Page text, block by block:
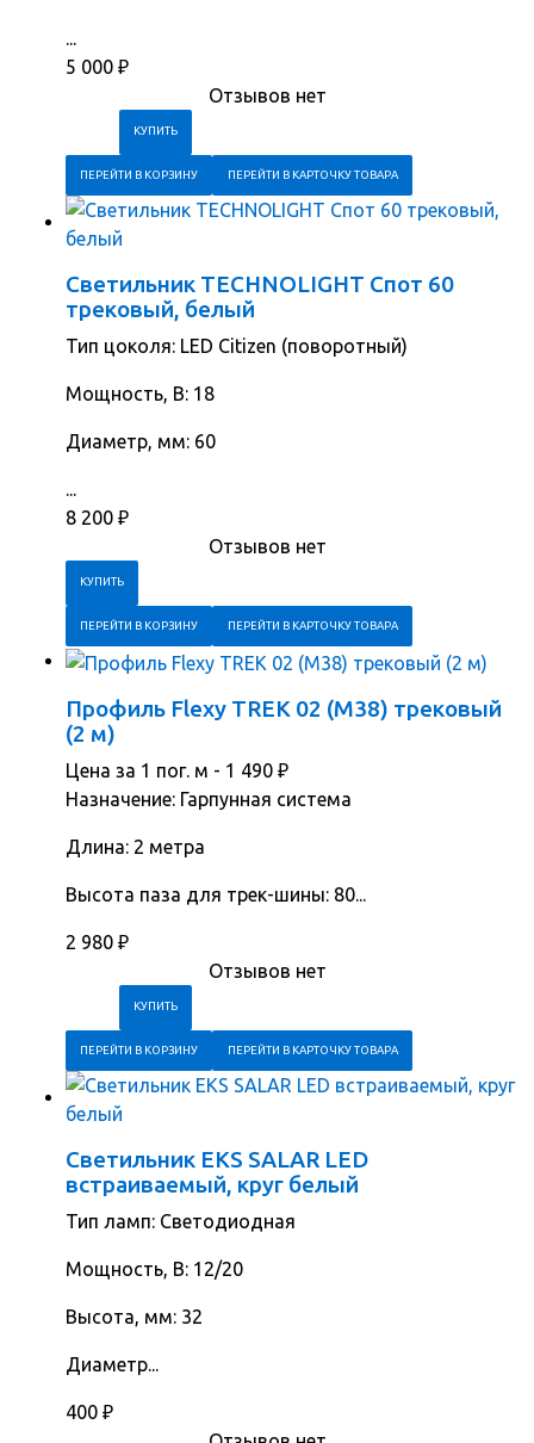
...
5 000 ₽
Отзывов нет
ПЕРЕЙТИ В КОРЗИНУ ПЕРЕЙТИ В КАРТОЧКУ ТОВАРА
Светильник TECHNOLIGHT Спот 60
трековый, белый
Тип цоколя: LED Citizen (поворотный)
Мощность, В: 18
Диаметр, мм: 60
...
8 200 ₽
Отзывов нет
ПЕРЕЙТИ В КОРЗИНУ ПЕРЕЙТИ В КАРТОЧКУ ТОВАРА
Профиль Flexy TREK 02 (М38) трековый
(2 м)
Цена за 1 пог. м - 1 490 ₽
Назначение: Гарпунная система
Длина: 2 метра
Высота паза для трек-шины: 80...
2 980 ₽
Отзывов нет
ПЕРЕЙТИ В КОРЗИНУ ПЕРЕЙТИ В КАРТОЧКУ ТОВАРА
Светильник EKS SALAR LED
встраиваемый, круг белый
Тип ламп: Светодиодная
Мощность, В: 12/20
Высота, мм: 32
Диаметр...
400 ₽